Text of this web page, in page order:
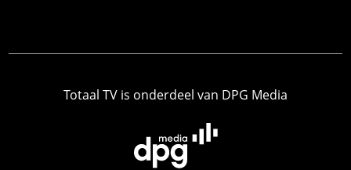
Totaal TV is onderdeel van DPG Media